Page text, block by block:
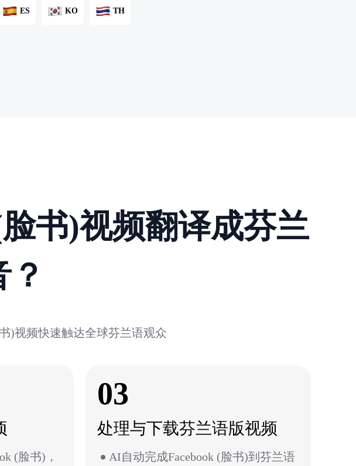
ES KO TH
书)视频翻译成芬兰
)视频快速触达全球芬兰语观众
(脸书)，
03
处理与下载芬兰语版视频
AI自动完成Facebook (脸书)到芬兰语